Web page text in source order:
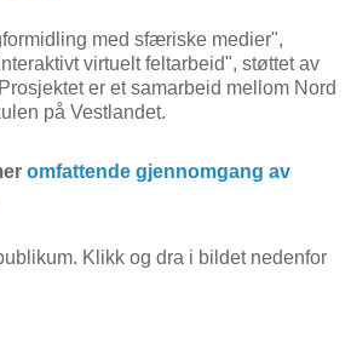
med sfæriske medier",
virtuelt feltarbeid", støttet av
er et samarbeid mellom Nord
på Vestlandet.
omfattende gjennomgang av
Klikk og dra i bildet nedenfor